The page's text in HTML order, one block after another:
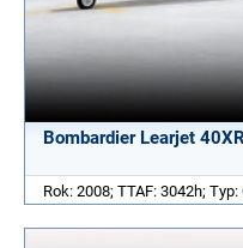
Bombardier Learjet
Rok: 2008; TTAF: 3042h;